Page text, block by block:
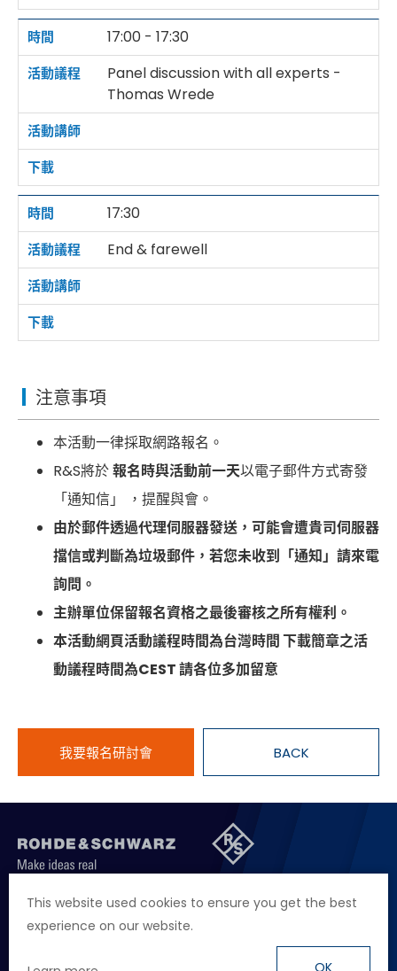
This website used cookies to ensure you get the best
experience on our website.
OK
17:00 - 17:30
Panel discussion with all experts -
Thomas Wrede
17:30
End & farewell
注意事項
本活動一律採取網路報名。
R&S將於報名時與活動前一天以電子郵件方式寄發
「通知信」 ，提醒與會。
由於郵件透過代理伺服器發送，可能會遭貴司伺服器
擋信或判斷為垃圾郵件，若您未收到「通知」請來電
詢問。
主辦單位保留報名資格之最後審核之所有權利。
本活動網頁活動議程時間為台灣時間 下載簡章之活
動議程時間為CEST 請各位多加留意
我要報名研討會 BACK
聯絡我們 徵才資訊 隱私權政策 網站聲明
地址
台北市114內湖區堤頂大道二段89號4樓